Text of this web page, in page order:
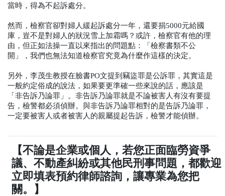
當時，得為不起訴處分。
然而，檢察官卻對婦人緩起訴處分一年，還要捐5000元給國
庫，豈不是對婦人的狀況雪上加霜嗎？或許，檢察官有他的理
由，但正如法操一直以來指出的問題點：「檢察書類不公
開」，我們也無法知道檢察官究竟為什麼作這樣的決定。
另外，李茂生教授在臉書PO文提到竊盜罪是公訴罪，其實這是
一般約定俗成的說法，如果要更準確一些來說的話，應該是
「非告訴乃論罪」。非告訴乃論罪就是不論被害人有沒有要提
告，檢警都必須偵辦。與非告訴乃論罪相對的是告訴乃論罪，
一定要被害人或者被害人的親屬提起告訴，檢警才能偵辦。
【不論是企業或個人，若您正面臨勞資爭
議、不動產糾紛或其他民刑事問題，都歡迎
立即填表預約律師諮詢，讓專業為您把
關。】